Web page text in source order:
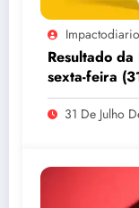
Impactodiario
Resultado
sexta-feira
31 De Julho